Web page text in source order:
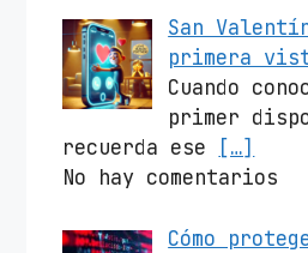
San
primera
Cuando
primer
recuerda ese
[…]
No hay comentarios
Cómo